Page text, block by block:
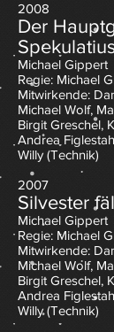
2008
Der
Michael Gippert
Regie: Michael
Mitwirkende:
Michael Wolf,
Birgit Greschel,
Andrea
Willy (Technik)
2007
Silvester
Michael Gippert
Regie: Michael
Mitwirkende:
Michael Wolf,
Birgit Greschel,
Andrea
Willy (Technik)